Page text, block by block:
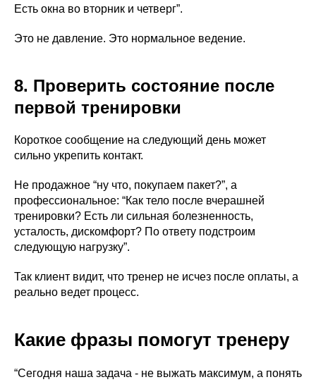
Есть окна во вторник и четверг”.
Это не давление. Это нормальное ведение.
8. Проверить состояние после
первой тренировки
Короткое сообщение на следующий день может
сильно укрепить контакт.
Не продажное “ну что, покупаем пакет?”, а
профессиональное: “Как тело после вчерашней
тренировки? Есть ли сильная болезненность,
усталость, дискомфорт? По ответу подстроим
следующую нагрузку”.
Так клиент видит, что тренер не исчез после оплаты, а
реально ведет процесс.
Какие фразы помогут тренеру
“Сегодня наша задача - не выжать максимум, а понять